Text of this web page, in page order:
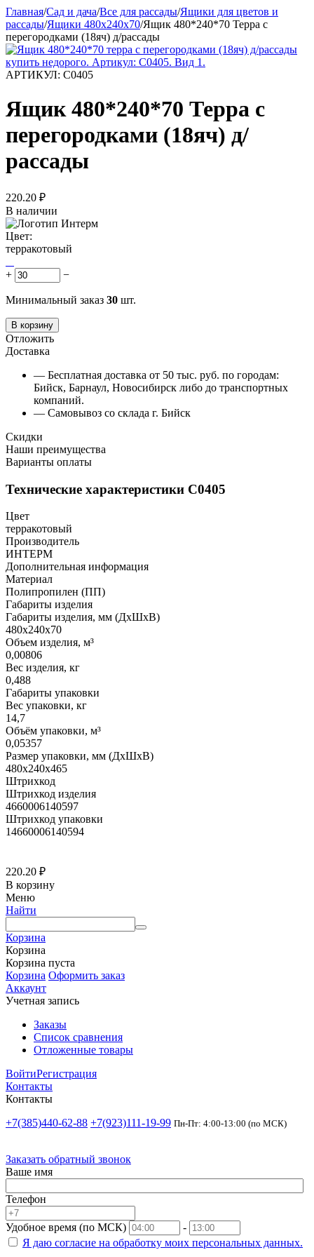
Главная/Сад и дача/Все для рассады/Ящики для цветов и
рассады/Ящики 480х240х70/Ящик 480*240*70 Терра с
перегородками (18яч) д/рассады
АРТИКУЛ: С0405
Ящик 480*240*70 Терра с
перегородками (18яч) д/
рассады
220.20 ₽
В наличии
Цвет:
терракотовый
+ −
Минимальный заказ 30 шт.
В корзину
Отложить
Доставка
— Бесплатная доставка от 50 тыс. руб. по городам:
Бийск, Барнаул, Новосибирск либо до транспортных
компаний.
— Самовывоз со склада г. Бийск
Скидки
Наши преимущества
Варианты оплаты
Технические характеристики С0405
Цвет
терракотовый
Производитель
ИНТЕРМ
Дополнительная информация
Материал
Полипропилен (ПП)
Габариты изделия
Габариты изделия, мм (ДхШхВ)
480х240х70
Объем изделия, м³
0,00806
Вес изделия, кг
0,488
Габариты упаковки
Вес упаковки, кг
14,7
Объём упаковки, м³
0,05357
Размер упаковки, мм (ДхШхВ)
480х240х465
Штрихкод
Штрихкод изделия
4660006140597
Штрихкод упаковки
14660006140594
220.20 ₽
В корзину
Меню
Найти
Корзина
Корзина
Корзина пуста
Корзина Оформить заказ
Аккаунт
Учетная запись
Заказы
Список сравнения
Отложенные товары
ВойтиРегистрация
Контакты
Контакты
+7(385)440-62-88 +7(923)111-19-99 Пн-Пт: 4:00-13:00 (по МСК)
Заказать обратный звонок
Ваше имя
Телефон
Удобное время (по МСК)
-
Я даю согласие на обработку моих персональных данных.